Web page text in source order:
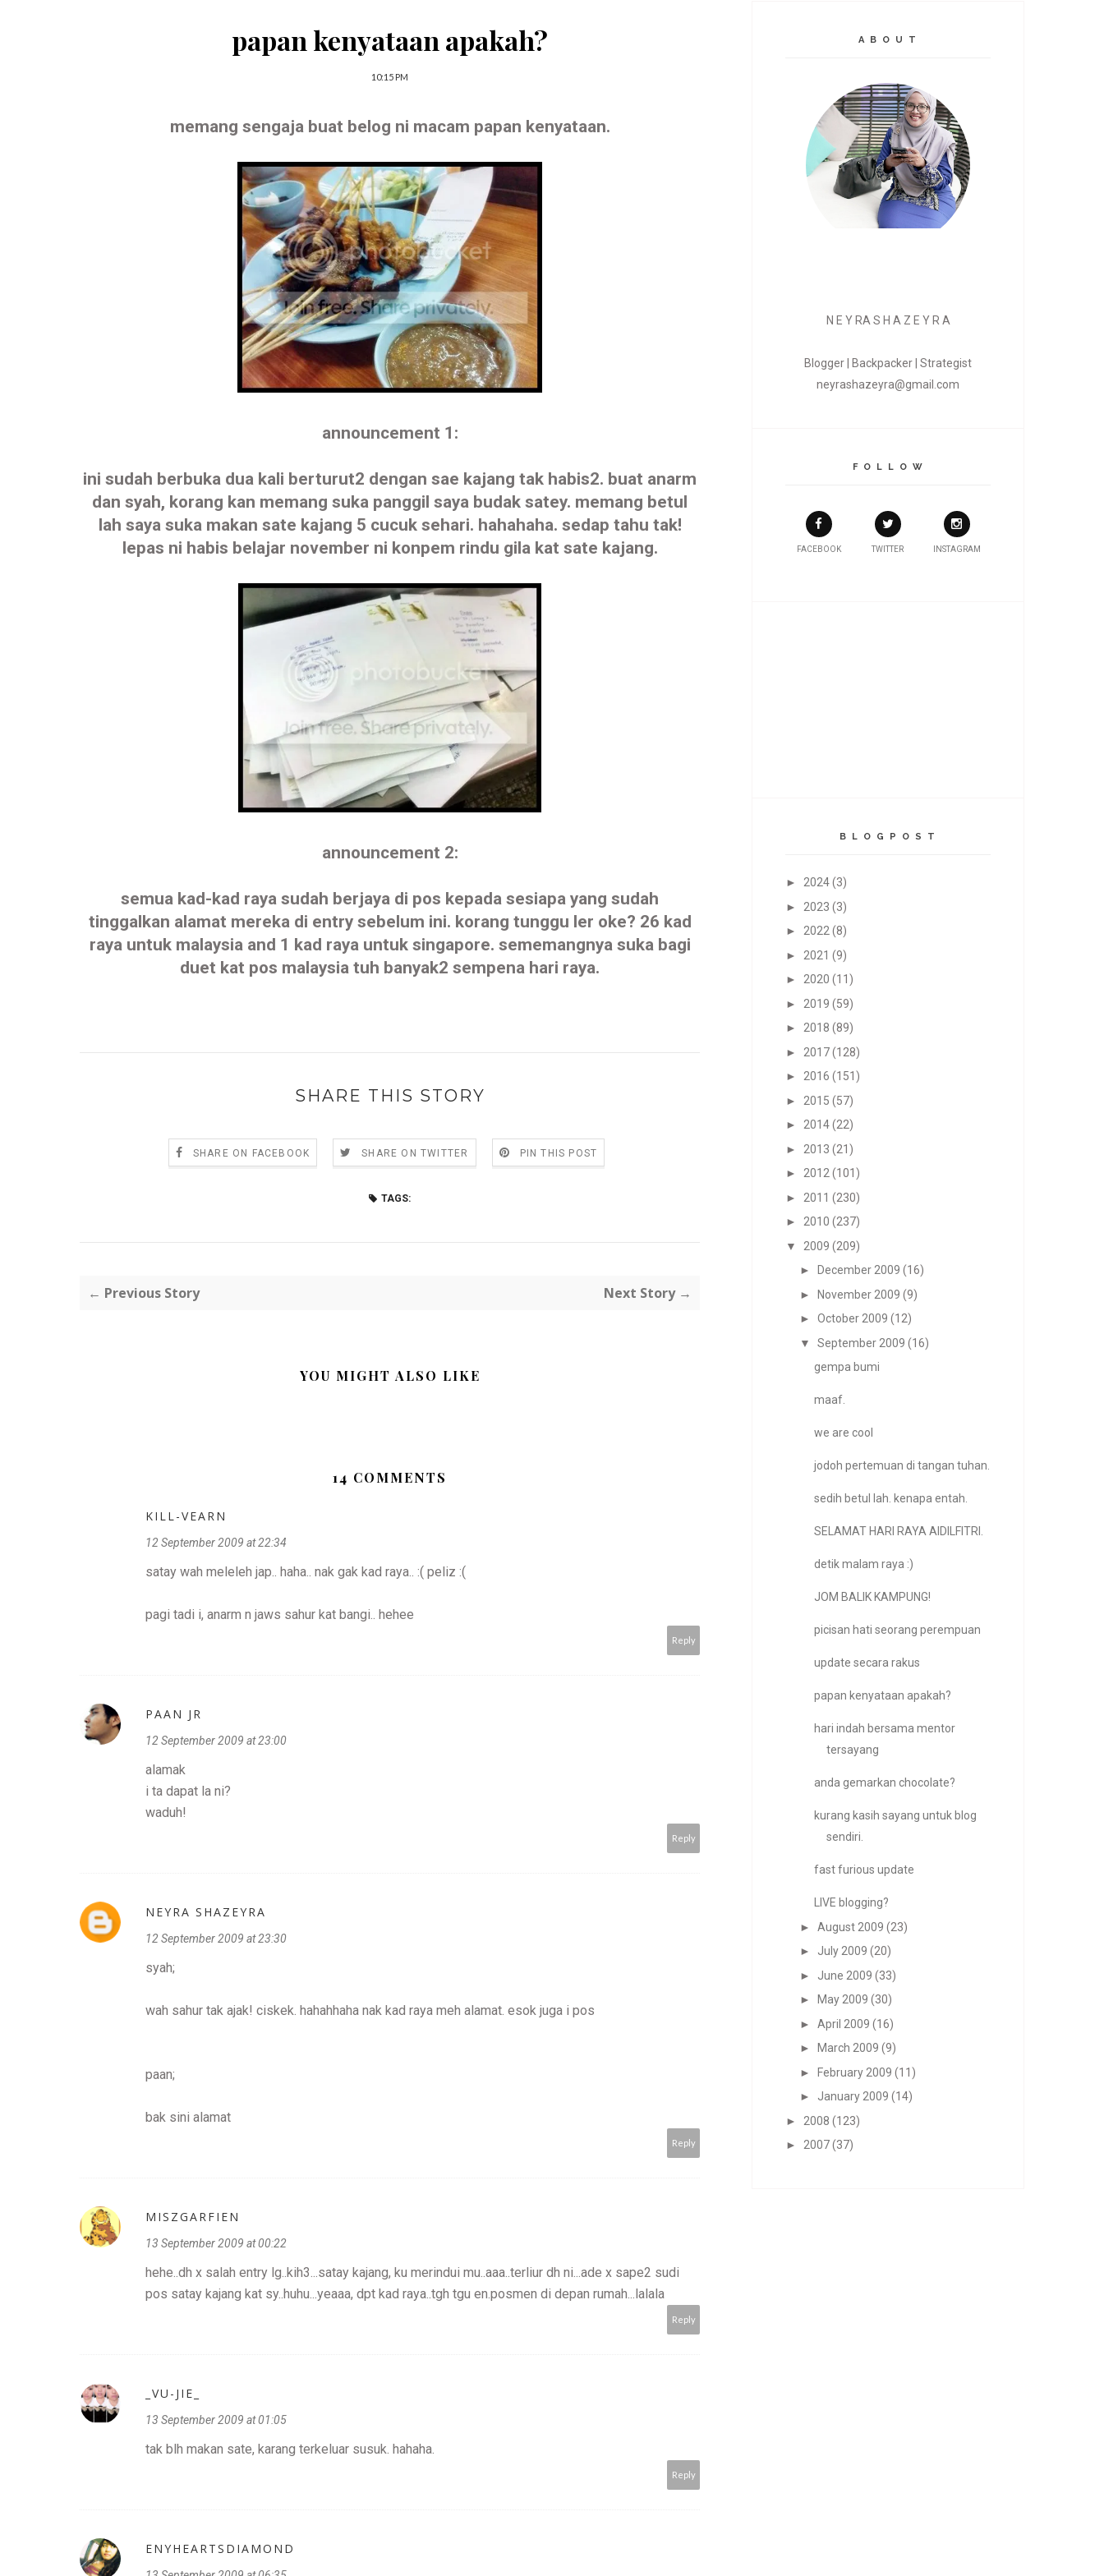
papan kenyataan apakah?
10:15 PM
memang sengaja buat belog ni macam papan kenyataan.
announcement 1:
ini sudah berbuka dua kali berturut2 dengan sae kajang tak habis2. buat anarm
dan syah, korang kan memang suka panggil saya budak satey. memang betul
lah saya suka makan sate kajang 5 cucuk sehari. hahahaha. sedap tahu tak!
lepas ni habis belajar november ni konpem rindu gila kat sate kajang.
announcement 2:
semua kad-kad raya sudah berjaya di pos kepada sesiapa yang sudah
tinggalkan alamat mereka di entry sebelum ini. korang tunggu ler oke? 26 kad
raya untuk malaysia and 1 kad raya untuk singapore. sememangnya suka bagi
duet kat pos malaysia tuh banyak2 sempena hari raya.
SHARE THIS STORY
SHARE ON FACEBOOK SHARE ON TWITTER PIN THIS POST
TAGS:
← Previous Story Next Story →
YOU MIGHT ALSO LIKE
14 COMMENTS
KILL-VEARN
12 September 2009 at 22:34
satay wah meleleh jap.. haha.. nak gak kad raya.. :( peliz :(
pagi tadi i, anarm n jaws sahur kat bangi.. hehee
Reply
PAAN JR
12 September 2009 at 23:00
alamak
i ta dapat la ni?
waduh!
Reply
NEYRA SHAZEYRA
12 September 2009 at 23:30
syah;
wah sahur tak ajak! ciskek. hahahhaha nak kad raya meh alamat. esok juga i pos
paan;
bak sini alamat
Reply
MISZGARFIEN
13 September 2009 at 00:22
hehe..dh x salah entry lg..kih3...satay kajang, ku merindui mu..aaa..terliur dh ni...ade x sape2 sudi
pos satay kajang kat sy..huhu...yeaaa, dpt kad raya..tgh tgu en.posmen di depan rumah...lalala
Reply
_VU-JIE_
13 September 2009 at 01:05
tak blh makan sate, karang terkeluar susuk. hahaha.
Reply
ENYHEARTSDIAMOND
A B O U T
N E Y RA S H A Z E Y R A
Blogger | Backpacker | Strategist
neyrashazeyra@gmail.com
F O L L O W
FACEBOOK TWITTER INSTAGRAM
B L O G P O S T
► 2024(3)
► 2023 (3)
► 2022 (8)
► 2021 (9)
► 2020 (11)
► 2019 (59)
► 2018 (89)
► 2017(128)
► 2016 (151)
► 2015 (57)
► 2014(22)
► 2013 (21)
► 2012 (101)
► 2011 (230)
► 2010 (237)
▼
2009 (209)
►
December 2009 (16)
► November 2009 (9)
► October 2009 (12)
▼
September 2009 (16)
gempa bumi
maaf.
we are cool
jodoh pertemuan di tangan tuhan.
sedih betul lah. kenapa entah.
SELAMAT HARI RAYA AIDILFITRI.
detik malam raya :)
JOM BALIK KAMPUNG!
picisan hati seorang perempuan
update secara rakus
papan kenyataan apakah?
hari indah bersama mentor
tersayang
anda gemarkan chocolate?
kurang kasih sayang untuk blog
sendiri.
fast furious update
LIVE blogging?
► August 2009 (23)
► July 2009 (20)
► June 2009 (33)
►
May 2009 (30)
► April 2009 (16)
►
March 2009 (9)
► February 2009 (11)
► January 2009 (14)
► 2008 (123)
► 2007(37)